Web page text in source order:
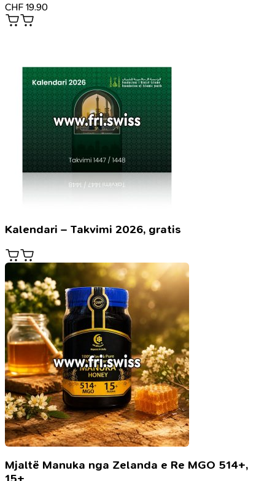
CHF 19.90
Kalendari – Takvimi 2026, gratis
Mjaltë Manuka nga Zelanda e Re MGO 514+,